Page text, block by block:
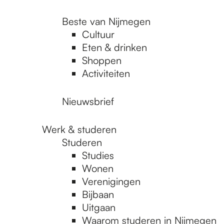
Beste van Nijmegen
Cultuur
Eten & drinken
Shoppen
Activiteiten
Nieuwsbrief
Werk & studeren
Studeren
Studies
Wonen
Verenigingen
Bijbaan
Uitgaan
Waarom studeren in Nijmegen